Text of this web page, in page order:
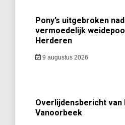
Pony’s uitgebroken
vermoedelijk
Herderen
9 augustus 2026
Overlijdensbericht van
Vanoorbeek